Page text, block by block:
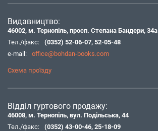
Видавництво:
46002, м. Тернопіль, просп. Степана Бандери, 34а
Тел./факс:
(0352) 52-06-07, 52-05-48
e-mail:
office@bohdan-books.com
Схема проїзду
Відділ гуртового продажу:
46008, м. Тернопіль, вул. Подільська, 44
Тел./факс:
(0352) 43-00-46, 25-18-09